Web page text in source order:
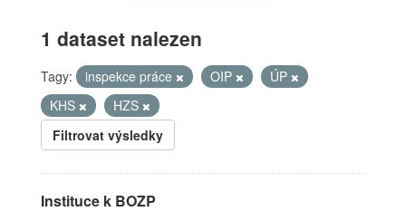
1 dataset nalezen
Tagy: inspekce práce OIP
ÚP
KHS
HZS
Filtrovat výsledky
Instituce k BOZP